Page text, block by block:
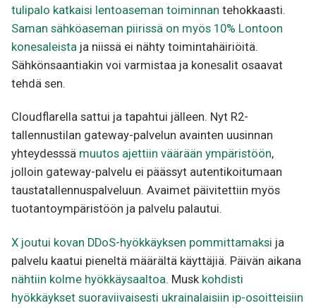
tulipalo katkaisi lentoaseman toiminnan tehokkaasti.
Saman sähköaseman piirissä on myös 10% Lontoon
konesaleista ja niissä ei nähty toimintahäiriöitä.
Sähkönsaantiakin voi varmistaa ja konesalit osaavat
tehdä sen.
Cloudflarella sattui ja tapahtui jälleen. Nyt R2-
tallennustilan gateway-palvelun avainten uusinnan
yhteydesssä muutos ajettiin väärään ympäristöön,
jolloin gateway-palvelu ei päässyt autentikoitumaan
taustatallennuspalveluun. Avaimet päivitettiin myös
tuotantoympäristöön ja palvelu palautui.
X joutui kovan DDoS-hyökkäyksen pommittamaksi ja
palvelu kaatui pieneltä määrältä käyttäjiä. Päivän aikana
nähtiin kolme hyökkäysaaltoa. Musk kohdisti
hyökkäykset suoraviivaisesti ukrainalaisiin ip-osoitteisiin